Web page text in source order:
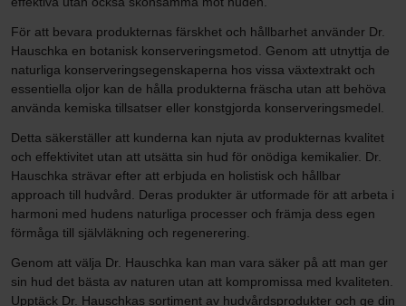
För att bevara produkternas färskhet och hållbarhet använder Dr.
Hauschka en botanisk konserveringsmetod. Genom att utnyttja de
naturliga konserveringsegenskaperna hos vissa växtextrakt och
essentiella oljor kan de hålla produkterna fräscha utan att behöva
använda kemiska tillsatser eller konstgjorda konserveringsmedel.
Detta säkerställer att kunderna kan njuta av produkternas kvalitet
och effektivitet utan att utsätta sin hud för onödiga kemikalier. Dr.
Hauschka strävar efter att erbjuda en holistisk och hållbar
approach till hudvård. Deras produkter är utformade för att arbeta i
harmoni med hudens naturliga processer och främja dess egen
förmåga till självläkning och regenerering.
Genom att välja Dr. Hauschka kan man vara säker på att man ger
sin hud det bästa av naturen utan att kompromissa med kvaliteten.
Upptäck Dr. Hauschkas sortiment av hudvårdsprodukter och ge din